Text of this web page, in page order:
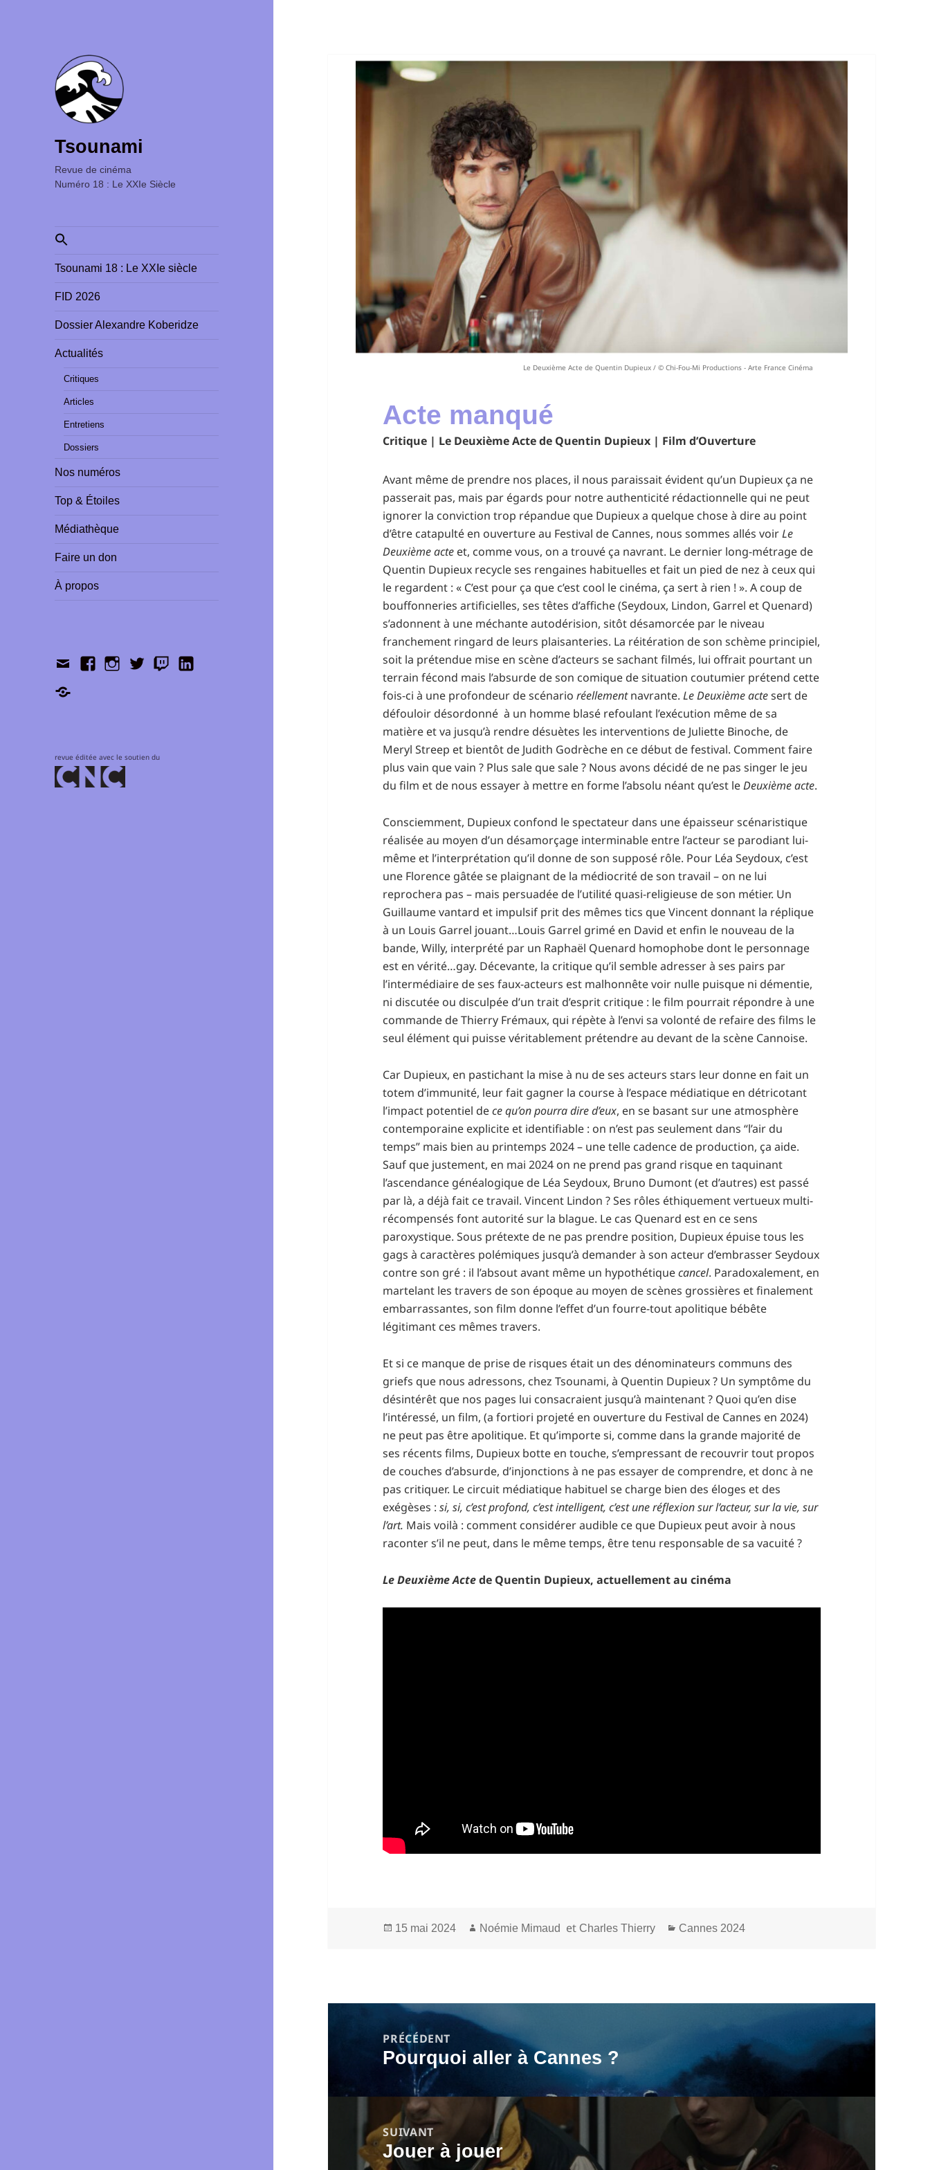
Tsounami
Revue de cinéma ‎ ‎ ‎ ‎ ‎ ‎ ‎ ‎ ‎ ‎ ‎ ‎ ‎ ‎ ‎ ‎ ‎ ‎ ‎ ‎ ‎ ‎ ‎ ‎ ‎ ‎
Numéro 18 : Le XXIe Siècle
Search
for:
Tsounami 18 : Le XXIe siècle
FID 2026
Dossier Alexandre Koberidze
Actualités
Critiques
Articles
Entretiens
Dossiers
Nos numéros
Top & Étoiles
Médiathèque
Faire un don
À propos
ContactFacebookInstagramTwitterTwitchLinkedIn
Shop
revue éditée avec le soutien du
Le Deuxième Acte de Quentin Dupieux / © Chi-Fou-Mi Productions - Arte France Cinéma
Acte manqué
Critique | Le Deuxième Acte de Quentin Dupieux | Film d’Ouverture
Avant même de prendre nos places, il nous paraissait évident qu’un Dupieux ça ne
passerait pas, mais par égards pour notre authenticité rédactionnelle qui ne peut
ignorer la conviction trop répandue que Dupieux a quelque chose à dire au point
d’être catapulté en ouverture au Festival de Cannes, nous sommes allés voirLe
Deuxième acte et, comme vous, on a trouvé ça navrant. Le dernier long-métrage de
Quentin Dupieux recycle ses rengaines habituelles et fait un pied de nez à ceux qui
le regardent : « C’est pour ça que c’est cool le cinéma, ça sert à rien ! ». A coup de
bouffonneries artificielles, ses têtes d’affiche (Seydoux, Lindon, Garrel et Quenard)
s’adonnent à une méchante autodérision, sitôt désamorcée par le niveau
franchement ringard de leurs plaisanteries. La réitération de son schème principiel,
soit la prétendue mise en scène d’acteurs se sachant filmés, lui offrait pourtant un
terrain fécond mais l’absurde de son comique de situation coutumier prétend cette
fois-ci à une profondeur de scénarioréellementnavrante.Le Deuxième actesert de
défouloir désordonné à un homme blasé refoulant l’exécution même de sa
matière et va jusqu’à rendre désuètes les interventions de Juliette Binoche, de
Meryl Streep et bientôt de Judith Godrèche en ce début de festival. Comment faire
plus vain que vain ? Plus sale que sale ? Nous avons décidé de ne pas singer le jeu
du film et de nous essayer à mettre en forme l’absolu néant qu’est leDeuxième acte.
Consciemment, Dupieux confond le spectateur dans une épaisseur scénaristique
réalisée au moyen d’un désamorçage interminable entre l’acteur se parodiant lui-
même et l’interprétation qu’il donne de son supposé rôle. Pour Léa Seydoux, c’est
une Florence gâtée se plaignant de la médiocrité de son travail – on ne lui
reprochera pas – mais persuadée de l’utilité quasi-religieuse de son métier. Un
Guillaume vantard et impulsif prit des mêmes tics que Vincent donnant la réplique
à un Louis Garrel jouant…Louis Garrel grimé en David et enfin le nouveau de la
bande, Willy, interprété par un Raphaël Quenard homophobe dont le personnage
est en vérité…gay. Décevante, la critique qu’il semble adresser à ses pairs par
l’intermédiaire de ses faux-acteurs est malhonnête voir nulle puisque ni démentie,
ni discutée ou disculpée d’un trait d’esprit critique : le film pourrait répondre à une
commande de Thierry Frémaux, qui répète à l’envi sa volonté de refaire des films le
seul élément qui puisse véritablement prétendre au devant de la scène Cannoise.
Car Dupieux, en pastichant la mise à nu de ses acteurs stars leur donne en fait un
totem d’immunité, leur fait gagner la course à l’espace médiatique en détricotant
l’impact potentiel dece qu’on pourra dire d’eux, en se basant sur une atmosphère
contemporaine explicite et identifiable : on n’est pas seulement dans “l’air du
temps” mais bien au printemps 2024 – une telle cadence de production, ça aide.
Sauf que justement, en mai 2024 on ne prend pas grand risque en taquinant
l’ascendance généalogique de Léa Seydoux, Bruno Dumont (et d’autres) est passé
par là, a déjà fait ce travail. Vincent Lindon ? Ses rôles éthiquement vertueux multi-
récompensés font autorité sur la blague. Le cas Quenard est en ce sens
paroxystique. Sous prétexte de ne pas prendre position, Dupieux épuise tous les
gags à caractères polémiques jusqu’à demander à son acteur d’embrasser Seydoux
contre son gré : il l’absout avant même un hypothétiquecancel. Paradoxalement, en
martelant les travers de son époque au moyen de scènes grossières et finalement
embarrassantes, son film donne l’effet d’un fourre-tout apolitique bébête
légitimant ces mêmes travers.
Et si ce manque de prise de risques était un des dénominateurs communs des
griefs que nous adressons, chez Tsounami, à Quentin Dupieux ? Un symptôme du
désintérêt que nos pages lui consacraient jusqu’à maintenant ? Quoi qu’en dise
l’intéressé, un film, (a fortiori projeté en ouverture du Festival de Cannes en 2024)
ne peut pas être apolitique. Et qu’importe si, comme dans la grande majorité de
ses récents films, Dupieux botte en touche, s’empressant de recouvrir tout propos
de couches d’absurde, d’injonctions à ne pas essayer de comprendre, et donc à ne
pas critiquer. Le circuit médiatique habituel se charge bien des éloges et des
exégèses :si, si, c’est profond, c’est intelligent, c’est une réflexion sur l’acteur, sur la vie, sur
l’art. Mais voilà : comment considérer audible ce que Dupieux peut avoir à nous
raconter s’il ne peut, dans le même temps, être tenu responsable de sa vacuité ?
Le Deuxième Actede Quentin Dupieux, actuellement au cinéma
Publié
15 mai 2024 Auteur
Noémie Mimaud et Charles Thierry Catégories
Cannes 2024
PRÉCÉDENT
Article
précédent :
Pourquoi aller à Cannes ?
SUIVANT
Article
Jouer à jouer